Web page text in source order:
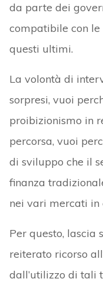
da parte dei
compatibile con le
questi ultimi.
La volontà di
sorpresi, vuoi
proibizionismo in
percorsa, vuoi
di sviluppo che il
finanza
nei vari mercati in
Per questo, lascia
reiterato ricorso
dall’utilizzo di tali